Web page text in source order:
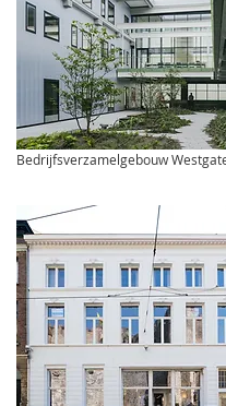
Bedrijfsverzamelgebouw